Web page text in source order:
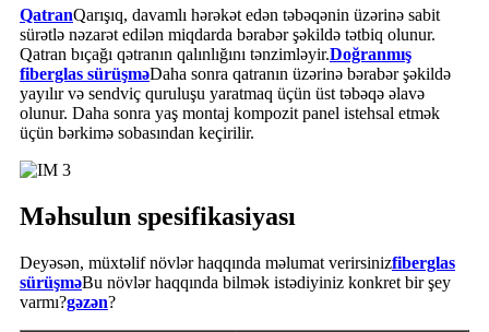
QatranQarışıq, davamlı hərəkət edən təbəqənin üzərinə sabit
sürətlə nəzarət edilən miqdarda bərabər şəkildə tətbiq olunur.
Qatran bıçağı qətranın qalınlığını tənzimləyir.Doğranmış
fiberglas sürüşməDaha sonra qatranın üzərinə bərabər şəkildə
yayılır və sendviç quruluşu yaratmaq üçün üst təbəqə əlavə
olunur. Daha sonra yaş montaj kompozit panel istehsal etmək
üçün bərkimə sobasından keçirilir.
Məhsulun spesifikasiyası
Deyəsən, müxtəlif növlər haqqında məlumat verirsinizfiberglas
sürüşməBu növlər haqqında bilmək istədiyiniz konkret bir şey
varmı?gəzən?